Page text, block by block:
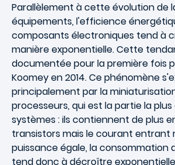
Parallèlement à cette évolution de
équipements, l'efficience
composants électroniques tend à
manière exponentielle. Cette
documentée pour la première fois
Koomey en 2014. Ce phénomène
principalement par la
processeurs, qui est la partie la
systèmes : ils contiennent de plus
transistors mais le courant entrant
puissance égale, la consommation
tend donc à décroître